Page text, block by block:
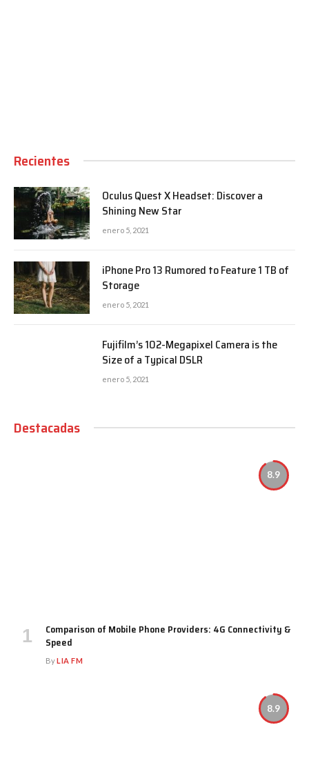
Recientes
Oculus Quest X Headset: Discover a
Shining New Star
enero 5, 2021
iPhone Pro 13 Rumored to Feature 1 TB of
Storage
enero 5, 2021
Fujifilm’s 102-Megapixel Camera is the
Size of a Typical DSLR
enero 5, 2021
Destacadas
8.9
Comparison of Mobile Phone Providers: 4G Connectivity &
Speed
ByLIA FM
8.9